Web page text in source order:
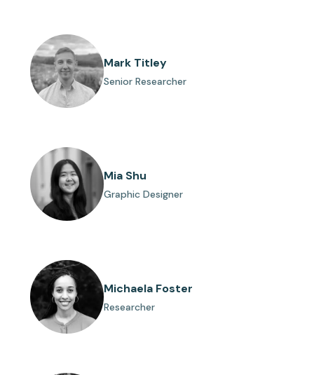
Mark Titley
Senior Researcher
Mia Shu
Graphic Designer
Michaela Foster
Researcher